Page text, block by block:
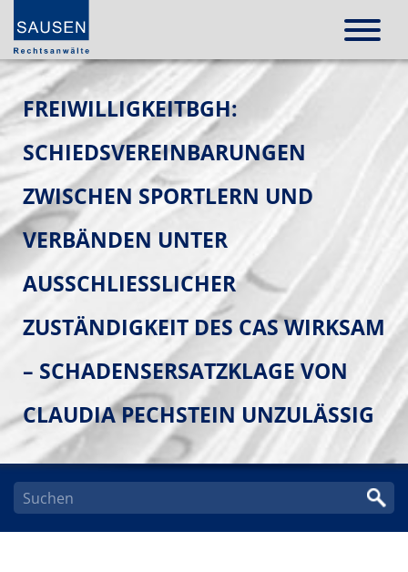
FREIWILLIGKEITBGH:
SCHIEDSVEREINBARUNGEN
ZWISCHEN SPORTLERN UND
VERBÄNDEN UNTER
AUSSCHLIESSLICHER Z
USTÄNDIGKEIT DES CAS WIRKSAM –
SCHADENSERSATZKLAGE VON C
LAUDIA PECHSTEIN UNZULÄSSIG